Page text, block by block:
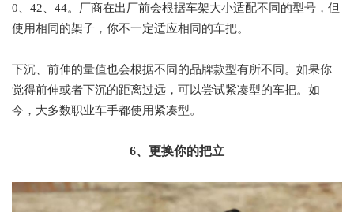
0、42、44。厂商在出厂前会根据车架大小适配不同的型号，但
使用相同的架子，你不一定适应相同的车把。
下沉、前伸的量值也会根据不同的品牌款型有所不同。如果你
觉得前伸或者下沉的距离过远，可以尝试紧凑型的车把。如
今，大多数职业车手都使用紧凑型。
6、更换你的把立